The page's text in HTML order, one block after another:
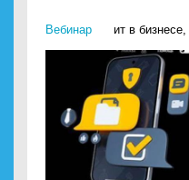
Вебинар ит в бизнесе,